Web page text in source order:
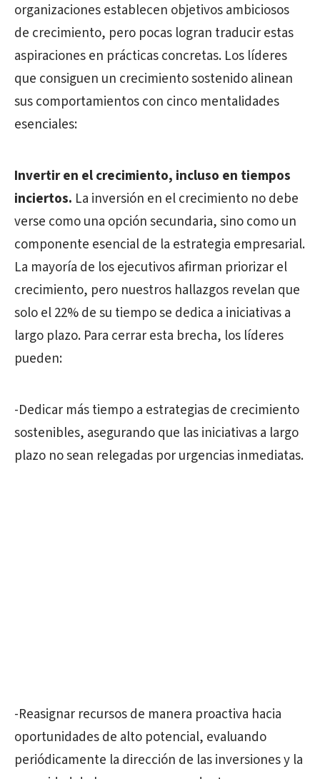
organizaciones establecen objetivos ambiciosos
de crecimiento, pero pocas logran traducir estas
aspiraciones en prácticas concretas. Los líderes
que consiguen un crecimiento sostenido alinean
sus comportamientos con cinco mentalidades
esenciales:
Invertir en el crecimiento, incluso en tiempos
inciertos. La inversión en el crecimiento no debe
verse como una opción secundaria, sino como un
componente esencial de la estrategia empresarial.
La mayoría de los ejecutivos afirman priorizar el
crecimiento, pero nuestros hallazgos revelan que
solo el 22% de su tiempo se dedica a iniciativas a
largo plazo. Para cerrar esta brecha, los líderes
pueden:
-Dedicar más tiempo a estrategias de crecimiento
sostenibles, asegurando que las iniciativas a largo
plazo no sean relegadas por urgencias inmediatas.
-Reasignar recursos de manera proactiva hacia
oportunidades de alto potencial, evaluando
periódicamente la dirección de las inversiones y la